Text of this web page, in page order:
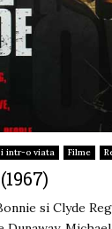
intr-o viata Filme
si Clyde